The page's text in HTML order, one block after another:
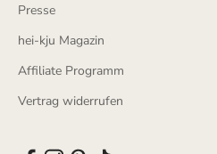
Presse
hei-kju Magazin
Affiliate Programm
Vertrag widerrufen